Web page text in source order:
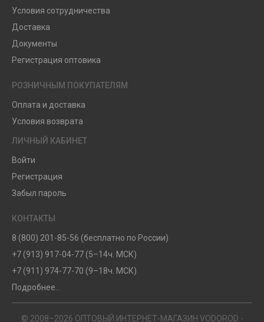
Условия сотрудничества
Доставка
Документы
Регистрация оптовика
РОЗНИЧНЫМ ПОКУПАТЕЛЯМ
Оплата и доставка
Условия возврата
ЛИЧНЫЙ КАБИНЕТ
Войти
Регистрация
Забыл пароль
КОНТАКТЫ
8 (800) 201-85-56 (бесплатно по России)
+7 (913) 917-04-77 (5–14ч. МСК)
+7 (911) 974-77-70 (9–18ч. МСК)
Подробнее...
© 2008–2026 ОПТОВЫЙ ИНТЕРНЕТ-МАГАЗИН VODOROD -